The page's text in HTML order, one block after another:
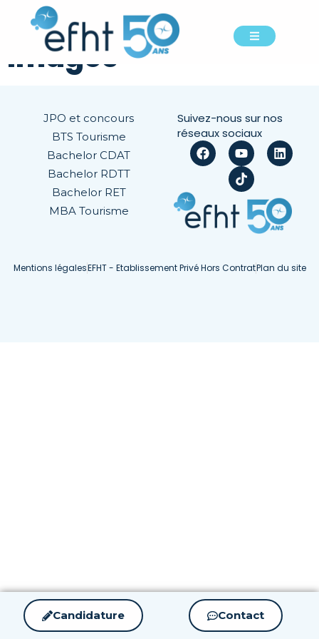
Blog Medium
Images
JPO et concours
BTS Tourisme
Bachelor CDAT
Bachelor RDTT
Bachelor RET
MBA Tourisme
Suivez-nous sur nos
réseaux sociaux
Mentions légalesEFHT - Etablissement Privé Hors ContratPlan du site
Candidature Contact